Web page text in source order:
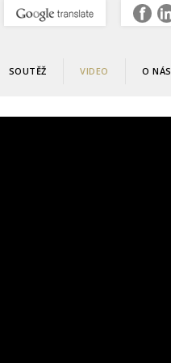
.
SOUTĚŽ VIDEO O NÁS